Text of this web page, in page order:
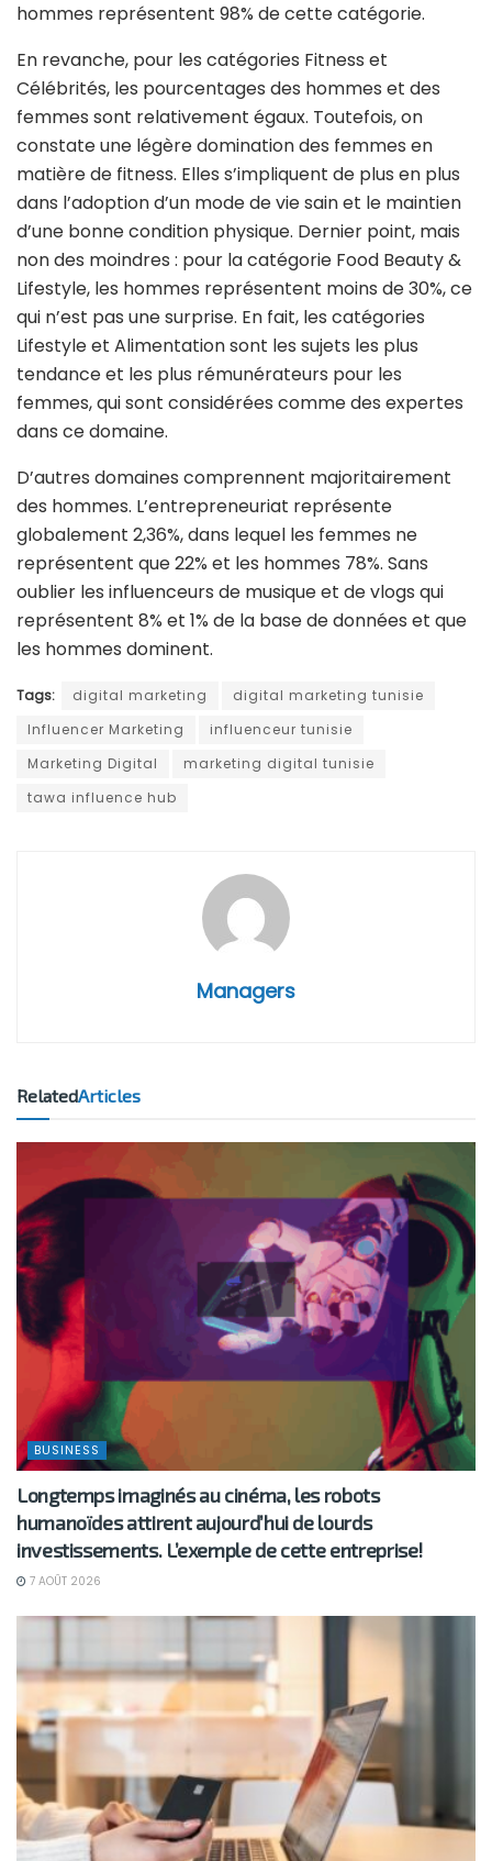
hommes représentent 98% de cette catégorie.
En revanche, pour les catégories Fitness et
Célébrités, les pourcentages des hommes et des
femmes sont relativement égaux. Toutefois, on
constate une légère domination des femmes en
matière de fitness. Elles s’impliquent de plus en plus
dans l’adoption d’un mode de vie sain et le maintien
d’une bonne condition physique. Dernier point, mais
non des moindres : pour la catégorie Food Beauty &
Lifestyle, les hommes représentent moins de 30%, ce
qui n’est pas une surprise. En fait, les catégories
Lifestyle et Alimentation sont les sujets les plus
tendance et les plus rémunérateurs pour les
femmes, qui sont considérées comme des expertes
dans ce domaine.
D’autres domaines comprennent majoritairement
des hommes. L’entrepreneuriat représente
globalement 2,36%, dans lequel les femmes ne
représentent que 22% et les hommes 78%. Sans
oublier les influenceurs de musique et de vlogs qui
représentent 8% et 1% de la base de données et que
les hommes dominent.
Tags: digital marketing
digital marketing tunisie
Influencer Marketing
influenceur tunisie
Marketing Digital
marketing digital tunisie
tawa influence hub
Managers
RelatedArticles
BUSINESS
Longtemps imaginés au cinéma, les robots
humanoïdes attirent aujourd’hui de lourds
investissements. L’exemple de cette entreprise!
7 AOÛT 2026